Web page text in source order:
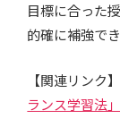
目標に合った
的確に補強でき
【関連リンク】
ランス学習法